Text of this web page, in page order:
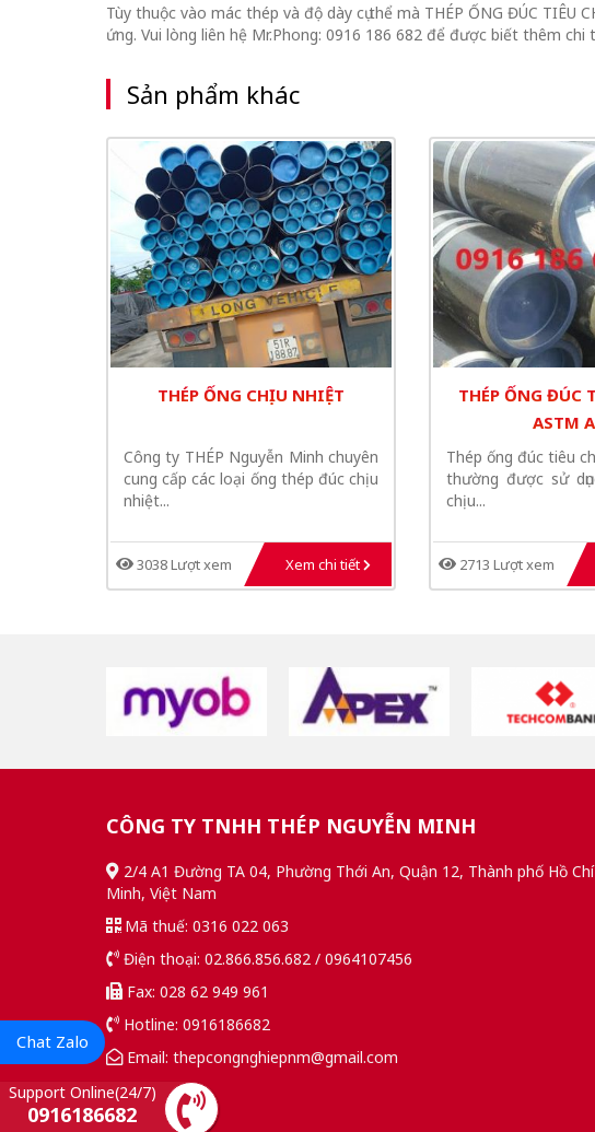
Tùy thuộc vào mác thép và độ dày cụ thể mà THÉP ỐNG ĐÚC
ứng. Vui lòng liên hệ Mr.Phong: 0916 186 682 để được biết thêm chi
Sản phẩm khác
THÉP ỐNG CHỊU NHIỆT
Công ty THÉP Nguyễn Minh chuyên
cung cấp các loại ống thép đúc chịu
nhiệt...
3038 Lượt xem Xem chi tiết
THÉP ỐNG ĐÚC
ASTM
Thép ống đúc tiêu
thường được sử
chịu...
2713 Lượt xem
CÔNG TY TNHH THÉP NGUYỄN MINH
2/4 A1 Đường TA 04, Phường Thới An, Quận 12, Thành phố Hồ Chí
Minh, Việt Nam
Mã thuế: 0316 022 063
Điện thoại: 02.866.856.682 / 0964107456
Fax: 028 62 949 961
Hotline: 0916186682
Email: thepcongnghiepnm@gmail.com
Support Online(24/7)
0916186682
Chat Zalo